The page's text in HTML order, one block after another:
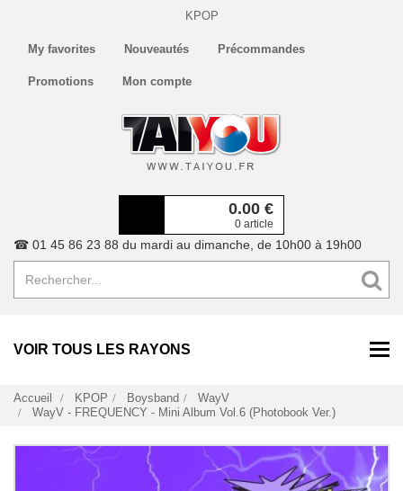
KPOP
My favorites Nouveautés Précommandes
Promotions Mon compte
0.00 €
0 article
☎ 01 45 86 23 88 du mardi au dimanche, de 10h00 à 19h00
VOIR TOUS LES RAYONS
Accueil KPOP Boysband
WayV
WayV - FREQUENCY - Mini Album Vol.6 (Photobook Ver.)